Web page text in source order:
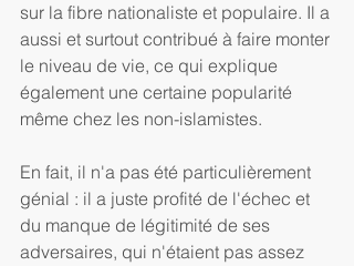
sur la fibre nationaliste et populaire. Il a
aussi et surtout contribué à faire monter
le niveau de vie, ce qui explique
également une certaine popularité
même chez les non-islamistes.
En fait, il n'a pas été particulièrement
génial : il a juste profité de l'échec et
du manque de légitimité de ses
adversaires, qui n'étaient pas assez